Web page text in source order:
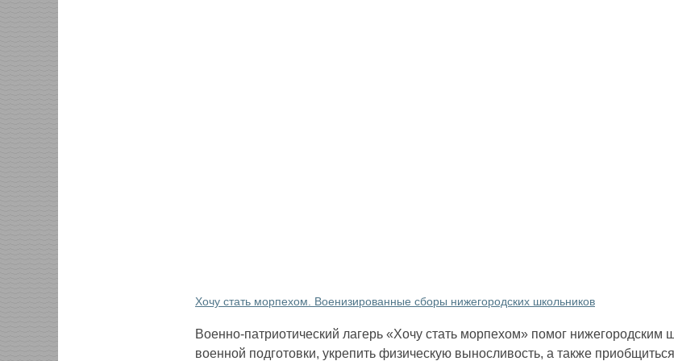
Хочу стать морпехом. Военизированные сборы нижегородских школьников
Военно-патриотический лагерь «Хочу стать морпехом» помог нижегородским
военной подготовки, укрепить физическую выносливость, а также